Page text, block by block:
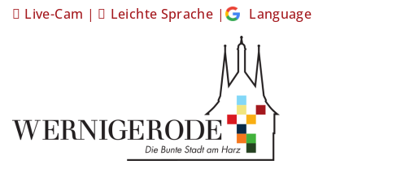
Live-Cam | Leichte Sprache | Language